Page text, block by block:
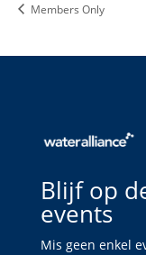
Members Only
Blijf op
events
Mis geen enkel